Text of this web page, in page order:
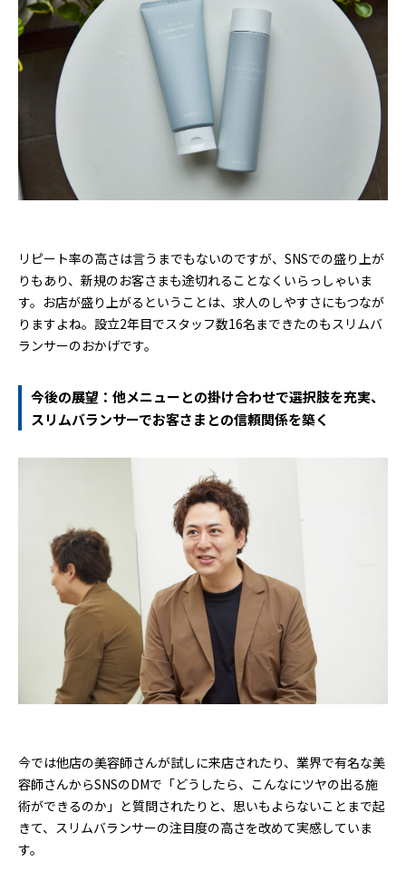
リピート率の高さは言うまでもないのですが、SNSでの盛り上が
りもあり、新規のお客さまも途切れることなくいらっしゃいま
す。お店が盛り上がるということは、求人のしやすさにもつなが
りますよね。設立2年目でスタッフ数16名まできたのもスリムバ
ランサーのおかげです。
今後の展望：他メニューとの掛け合わせで選択肢を充実、
スリムバランサーでお客さまとの信頼関係を築く
今では他店の美容師さんが試しに来店されたり、業界で有名な美
容師さんからSNSのDMで「どうしたら、こんなにツヤの出る施
術ができるのか」と質問されたりと、思いもよらないことまで起
きて、スリムバランサーの注目度の高さを改めて実感していま
す。